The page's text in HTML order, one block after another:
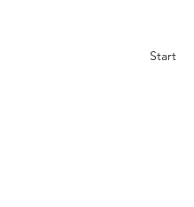
Start